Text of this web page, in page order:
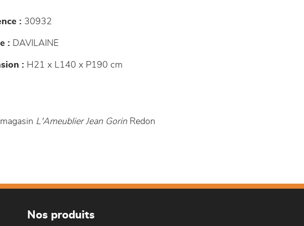
: 30932
: DAVILAINE
: H21 x L140 x P190 cm
L'Ameublier Jean GorinRedon
Nos produits